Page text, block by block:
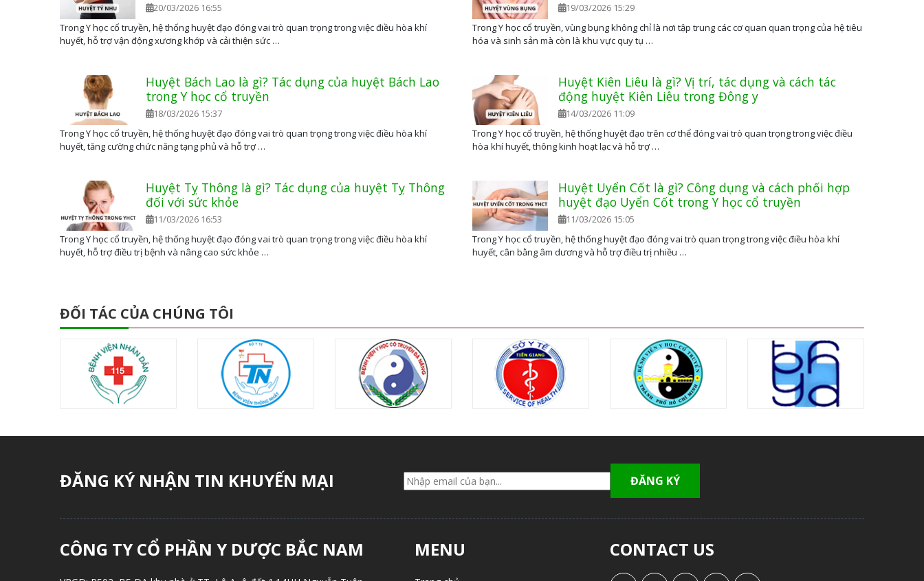
20/03/2026 16:55
Trong Y học cổ truyền, hệ thống huyệt đạo đóng vai trò quan trọng trong việc điều hòa khí
huyết, hỗ trợ vận động xương khớp và cải thiện sức …
19/03/2026 15:29
Trong Y học cổ truyền, vùng bụng không chỉ là nơi tập trung các cơ quan quan trọng của hệ tiêu
hóa và sinh sản mà còn là khu vực quy tụ …
Huyệt Bách Lao là gì? Tác dụng của huyệt Bách Lao
trong Y học cổ truyền
18/03/2026 15:37
Trong Y học cổ truyền, hệ thống huyệt đạo đóng vai trò quan trọng trong việc điều hòa khí
huyết, tăng cường chức năng tạng phủ và hỗ trợ …
Huyệt Kiên Liêu là gì? Vị trí, tác dụng và cách tác
động huyệt Kiên Liêu trong Đông y
14/03/2026 11:09
Trong Y học cổ truyền, hệ thống huyệt đạo trên cơ thể đóng vai trò quan trọng trong việc điều
hòa khí huyết, thông kinh hoạt lạc và hỗ trợ …
Huyệt Tỵ Thông là gì? Tác dụng của huyệt Tỵ Thông
đối với sức khỏe
11/03/2026 16:53
Trong Y học cổ truyền, hệ thống huyệt đạo đóng vai trò quan trọng trong việc điều hòa khí
huyết, hỗ trợ điều trị bệnh và nâng cao sức khỏe …
Huyệt Uyển Cốt là gì? Công dụng và cách phối hợp
huyệt đạo Uyển Cốt trong Y học cổ truyền
11/03/2026 15:05
Trong Y học cổ truyền, hệ thống huyệt đạo đóng vai trò quan trọng trong việc điều hòa khí
huyết, cân bằng âm dương và hỗ trợ điều trị nhiều …
ĐỐI TÁC CỦA CHÚNG TÔI
ĐĂNG KÝ NHẬN TIN KHUYẾN MẠI
CÔNG TY CỔ PHẦN Y DƯỢC BẮC NAM MENU CONTACT US